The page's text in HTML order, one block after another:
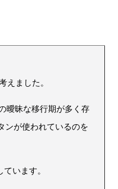
えました。
曖昧な移行期が多く存
ンが使われているのを
います。